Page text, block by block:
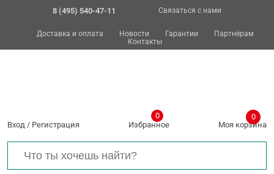
8 (495) 540-47-11 Связаться с нами
Доставка и оплата Новости Гарантии
Партнёрам
Контакты
Вход / Регистрация Избранное
0
Моя корзина
0